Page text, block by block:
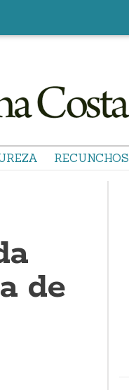
RECUNCHOS
de